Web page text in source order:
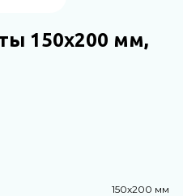
150х200 мм,
150х200 мм